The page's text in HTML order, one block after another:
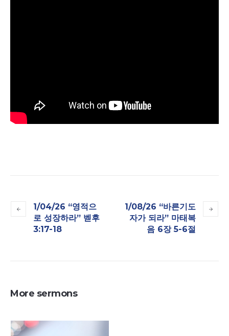
1/04/26 “영적으
로 성장하라” 벧후
3:17-18
1/08/26 “바른기도
자가 되라” 마태복
음 6장 5-6절
More sermons